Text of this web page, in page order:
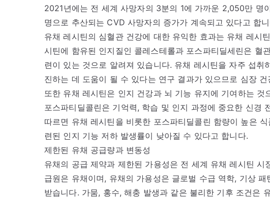
2021년에는 전 세계 사망자의 3분의 1에 가까운 2,050만 명
명으로 추산되는 CVD 사망자의 증가가 계속되고 있다고 합
유채 레시틴의 심혈관 건강에 대한 유익한 효과는 유채 레시
시틴에 함유된 인지질인 콜레스테롤과 포스파티딜세린은 혈
련이 있는 것으로 알려져 있습니다. 유채 레시틴을 자주 섭
진하는 데 도움이 될 수 있다는 연구 결과가 있으므로 심장
또한 유채 레시틴은 인지 건강과 뇌 기능 유지에 기여하는
포스파티딜콜린은 기억력, 학습 및 인지 과정에 중요한 신경
따르면 유채 레시틴을 비롯한 포스파티딜콜린 함량이 높은
련된 인지 기능 저하 발생률이 낮아질 수 있다고 합니다.
제한된 유채 공급량과 변동성
유채의 공급 제약과 제한된 가용성은 전 세계 유채 레시틴
급원은 유채이며, 유채의 가용성은 글로벌 수급 역학, 기상
받습니다. 가뭄, 홍수, 해충 발생과 같은 불리한 기후 조건은